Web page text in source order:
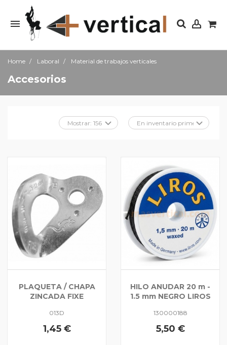
Home Laboral Material de trabajos verticales
Accesorios
PLAQUETA / CHAPA
ZINCADA FIXE
013D
1,45 €
HILO ANUDAR 20 m -
1.5 mm NEGRO LIROS
130000188
5,50 €